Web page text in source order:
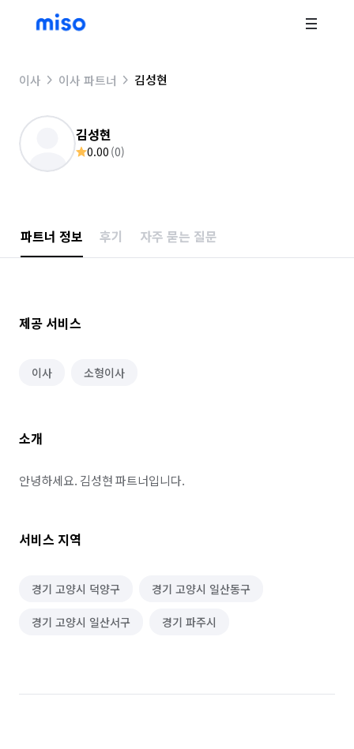
이사 이사 파트너 김성현
김성현
0.00 (0)
파트너 정보 후기 자주 묻는 질문
제공 서비스
이사 소형이사
소개
안녕하세요. 김성현 파트너입니다.
서비스 지역
경기 고양시 덕양구 경기 고양시 일산동구
경기 고양시 일산서구 경기 파주시